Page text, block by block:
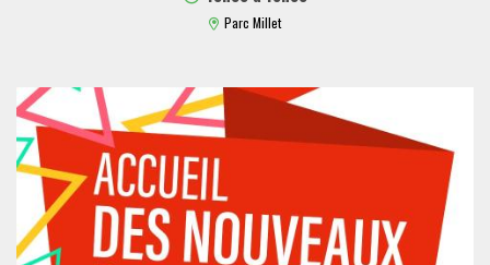
Parc Millet